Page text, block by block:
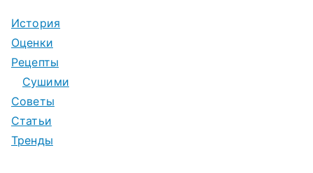
История
Оценки
Рецепты
Сушими
Советы
Статьи
Тренды